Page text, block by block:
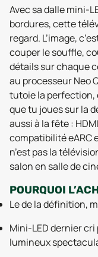
Avec sa dalle mini-
bordures, cette
regard. L’image,
couper le souffle,
détails sur chaque
au processeur Neo
tutoie la perfection,
que tu joues sur la
aussi à la fête :
compatibilité eARC
n’est pas la
salon en salle de
POURQUOI
Le de la définition,
Mini-LED dernier
lumineux